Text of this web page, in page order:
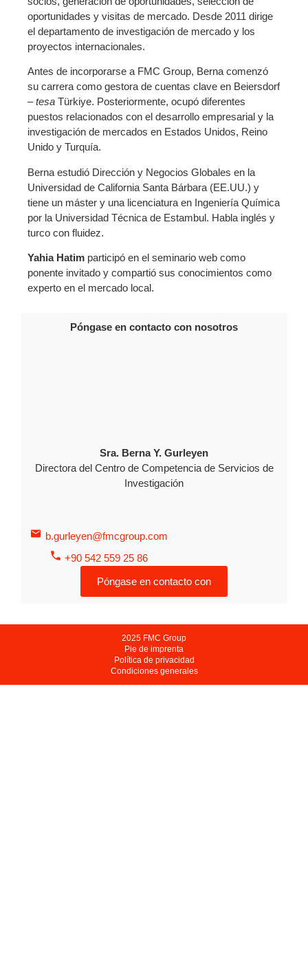
oportunidades y visitas de mercado. Desde 2011 dirige
el departamento de investigación de mercado y los
proyectos internacionales.
Antes de incorporarse a FMC Group, Berna comenzó
su carrera como gestora de cuentas clave en Beiersdorf
–tesa Türkiye. Posteriormente, ocupó diferentes
puestos relacionados con el desarrollo empresarial y la
investigación de mercados en Estados Unidos, Reino
Unido y Turquía.
Berna estudió Dirección y Negocios Globales en la
Universidad de California Santa Bárbara (EE.UU.) y
tiene un máster y una licenciatura en Ingeniería Química
por la Universidad Técnica de Estambul. Habla inglés y
turco con fluidez.
Yahia Hatim participó en el seminario web como
ponente invitado y compartió sus conocimientos como
experto en el mercado local.
Póngase en contacto con nosotros
Sra. Berna Y. Gurleyen
Directora del Centro de Competencia de Servicios de
Investigación
b.gurleyen@fmcgroup.com
+90 542 559 25 86
Póngase en contacto con
2025 FMC Group
Pie de imprenta
Política de privacidad
Condiciones generales